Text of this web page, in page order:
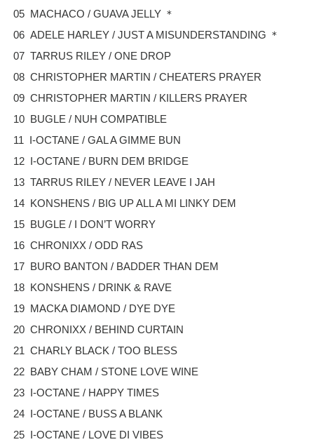
05 MACHACO / GUAVA JELLY ＊
06 ADELE HARLEY / JUST A MISUNDERSTANDING ＊
07 TARRUS RILEY / ONE DROP
08 CHRISTOPHER MARTIN / CHEATERS PRAYER
09 CHRISTOPHER MARTIN / KILLERS PRAYER
10 BUGLE / NUH COMPATIBLE
11 I-OCTANE / GAL A GIMME BUN
12 I-OCTANE / BURN DEM BRIDGE
13 TARRUS RILEY / NEVER LEAVE I JAH
14 KONSHENS / BIG UP ALL A MI LINKY DEM
15 BUGLE / I DON’T WORRY
16 CHRONIXX / ODD RAS
17 BURO BANTON / BADDER THAN DEM
18 KONSHENS / DRINK & RAVE
19 MACKA DIAMOND / DYE DYE
20 CHRONIXX / BEHIND CURTAIN
21 CHARLY BLACK / TOO BLESS
22 BABY CHAM / STONE LOVE WINE
23 I-OCTANE / HAPPY TIMES
24 I-OCTANE / BUSS A BLANK
25 I-OCTANE / LOVE DI VIBES